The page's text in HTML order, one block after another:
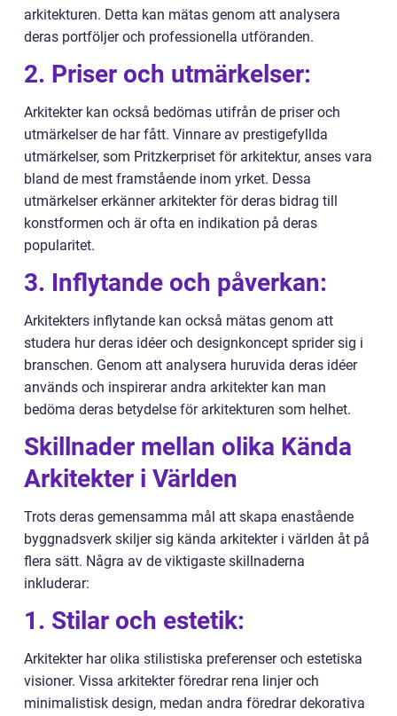
arkitekturen. Detta kan mätas genom att analysera
deras portföljer och professionella utföranden.
2. Priser och utmärkelser:
Arkitekter kan också bedömas utifrån de priser och
utmärkelser de har fått. Vinnare av prestigefyllda
utmärkelser, som Pritzkerpriset för arkitektur, anses vara
bland de mest framstående inom yrket. Dessa
utmärkelser erkänner arkitekter för deras bidrag till
konstformen och är ofta en indikation på deras
popularitet.
3. Inflytande och påverkan:
Arkitekters inflytande kan också mätas genom att
studera hur deras idéer och designkoncept sprider sig i
branschen. Genom att analysera huruvida deras idéer
används och inspirerar andra arkitekter kan man
bedöma deras betydelse för arkitekturen som helhet.
Skillnader mellan olika Kända
Arkitekter i Världen
Trots deras gemensamma mål att skapa enastående
byggnadsverk skiljer sig kända arkitekter i världen åt på
flera sätt. Några av de viktigaste skillnaderna
inkluderar:
1. Stilar och estetik:
Arkitekter har olika stilistiska preferenser och estetiska
visioner. Vissa arkitekter föredrar rena linjer och
minimalistisk design, medan andra föredrar dekorativa